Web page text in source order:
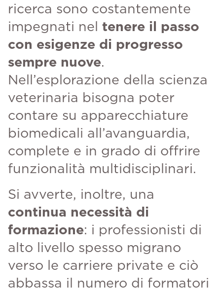
ricerca sono costantemente
impegnati nel tenere il passo
con esigenze di progresso
sempre nuove.
Nell’esplorazione della scienza
veterinaria bisogna poter
contare su apparecchiature
biomedicali all’avanguardia,
complete e in grado di offrire
funzionalità multidisciplinari.
Si avverte, inoltre, una
continua necessità di
formazione: i professionisti di
alto livello spesso migrano
verso le carriere private e ciò
abbassa il numero di formatori